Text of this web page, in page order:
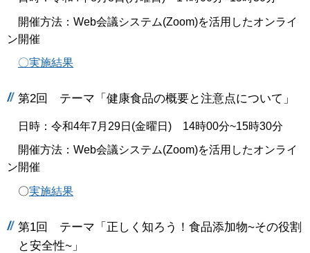
開催方法：Web会議システム(Zoom)を活用したオンライ
ン開催
〇実施結果
第2回 テーマ「健康食品の概要と注意点について」
日時：令和4年7月29日(金曜日) 14時00分~15時30分
開催方法：Web会議システム(Zoom)を活用したオンライ
ン開催
〇実施結果
第1回 テーマ「正しく知ろう！食品添加物~その役割
と安全性~」